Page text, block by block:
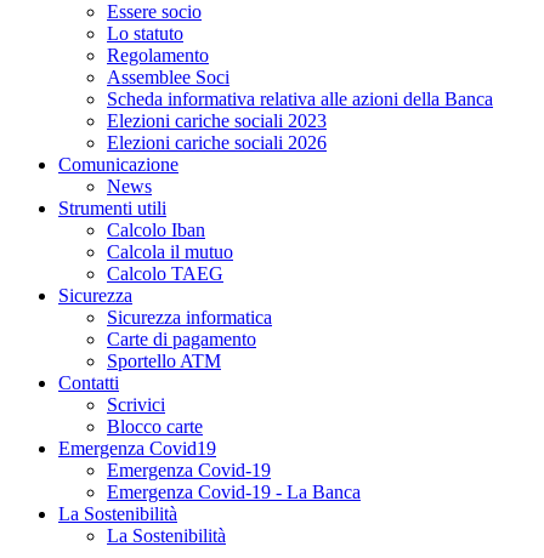
Essere socio
Lo statuto
Regolamento
Assemblee Soci
Scheda informativa relativa alle azioni della Banca
Elezioni cariche sociali 2023
Elezioni cariche sociali 2026
Comunicazione
News
Strumenti utili
Calcolo Iban
Calcola il mutuo
Calcolo TAEG
Sicurezza
Sicurezza informatica
Carte di pagamento
Sportello ATM
Contatti
Scrivici
Blocco carte
Emergenza Covid19
Emergenza Covid-19
Emergenza Covid-19 - La Banca
La Sostenibilità
La Sostenibilità